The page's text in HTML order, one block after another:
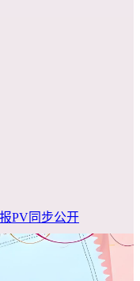
PV同步公开